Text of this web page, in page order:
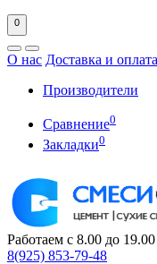
0
О нас Доставка и оплата
Производители
Сравнение0
Закладки0
Работаем с 8.00 до 19.00
8(925) 853-79-48